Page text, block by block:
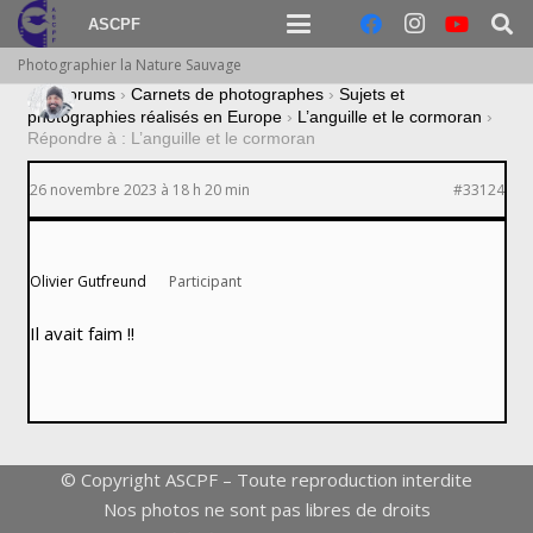
ASCPF
Photographier la Nature Sauvage
› Forums › Carnets de photographes › Sujets et
photographies réalisés en Europe › L’anguille et le cormoran ›
Répondre à : L’anguille et le cormoran
26 novembre 2023 à 18 h 20 min #33124
Olivier Gutfreund Participant
Il avait faim !!
© Copyright ASCPF – Toute reproduction interdite
Nos photos ne sont pas libres de droits